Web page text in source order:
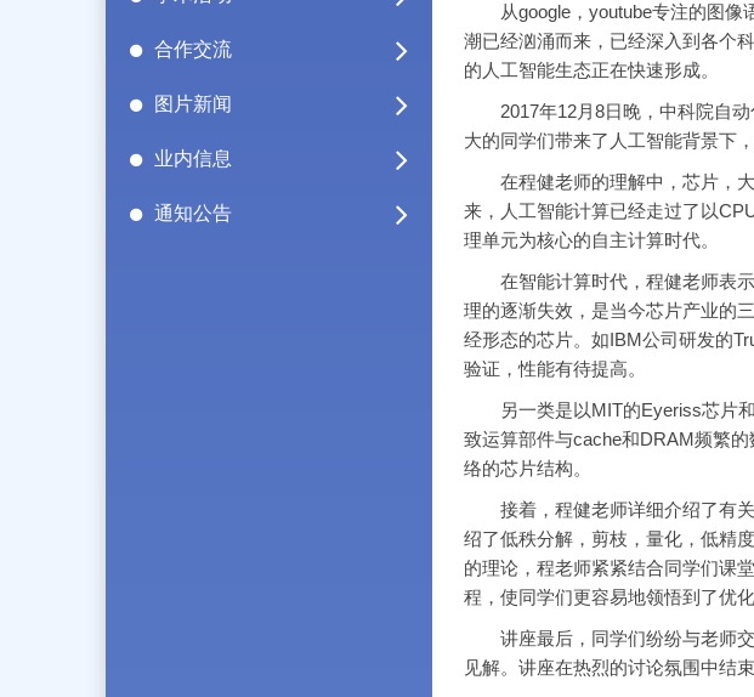
合作交流
图片新闻
业内信息
通知公告
从google，youtube专注的图像
潮已经汹涌而来，已经深入到各个
的人工智能生态正在快速形成。
2017年12月8日晚，中科院自动
大的同学们带来了人工智能背景下
在程健老师的理解中，芯片，大
来，人工智能计算已经走过了以
理单元为核心的自主计算时代。
在智能计算时代，程健老师表示
理的逐渐失效，是当今芯片产业的
经形态的芯片。如IBM公司研发的
验证，性能有待提高。
另一类是以MIT的Eyeriss芯片和
致运算部件与cache和DRAM频繁
络的芯片结构。
接着，程健老师详细介绍了有关
绍了低秩分解，剪枝，量化，低精
的理论，程老师紧紧结合同学们课
程，使同学们更容易地领悟到了优化
讲座最后，同学们纷纷与老师交
见解。讲座在热烈的讨论氛围中结束